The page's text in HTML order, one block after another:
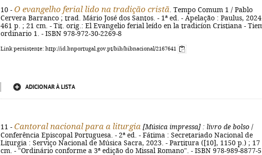
10 - O evangelho ferial lido na tradição cristã . Tempo Comum 1 / Pablo
Cervera Barranco ; trad. Mário José dos Santos. - 1ª ed. - Apelação : Paulus,
461 p. ; 21 cm. - Tit. orig.: El Evangelio ferial leído en la tradicíon Cristiana -
ordinario 1. - ISBN 978-972-30-2269-8
Link persistente: http://id.bnportugal.gov.pt/bib/bibnacional/2167641
ADICIONAR À LISTA
11 - Cantoral nacional para a liturgia [Música impressa] : livro de bolso /
Conferência Episcopal Portuguesa. - 2ª ed. - Fátima : Secretariado Nacional de
Liturgia : Serviço Nacional de Música Sacra, 2023. - Partitura ([10], 1150 p.) ; 17
cm. - "Ordinário conforme a 3ª edição do Missal Romano". - ISBN 978-989-8877-